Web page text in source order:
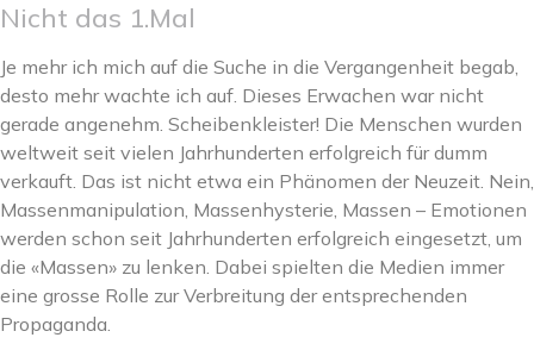
Nicht das 1.Mal
Je mehr ich mich auf die Suche in die Vergangenheit begab,
desto mehr wachte ich auf. Dieses Erwachen war nicht
gerade angenehm. Scheibenkleister! Die Menschen wurden
weltweit seit vielen Jahrhunderten erfolgreich für dumm
verkauft. Das ist nicht etwa ein Phänomen der Neuzeit. Nein,
Massenmanipulation, Massenhysterie, Massen – Emotionen
werden schon seit Jahrhunderten erfolgreich eingesetzt, um
die «Massen» zu lenken. Dabei spielten die Medien immer
eine grosse Rolle zur Verbreitung der entsprechenden
Propaganda.